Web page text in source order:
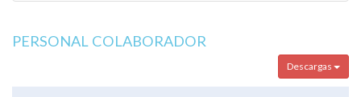
PERSONAL COLABORADOR
Descargas